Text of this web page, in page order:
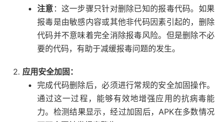
注意 ：这一步骤只针对删除已知的报毒代码。如果
报毒是由敏感内容或其他非代码因素引起的，删除
代码并不意味着完全消除报毒风险。但是删除不必
要的代码，有助于减缓报毒问题的发生。
应用安全加固：
完成代码删除后，必须进行常规的安全加固操作。
通过这一过程，能够有效地增强应用的抗病毒能
力。检测结果显示，经过加固后，APK在多数情况